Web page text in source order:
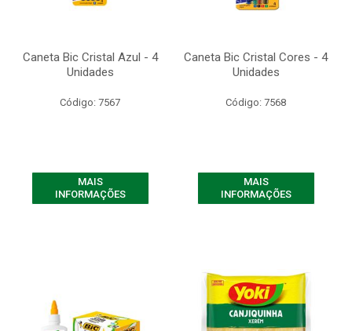
Caneta Bic Cristal Azul - 4
Unidades
Código: 7567
MAIS
INFORMAÇÕES
Caneta Bic Cristal Cores - 4
Unidades
Código: 7568
MAIS
INFORMAÇÕES